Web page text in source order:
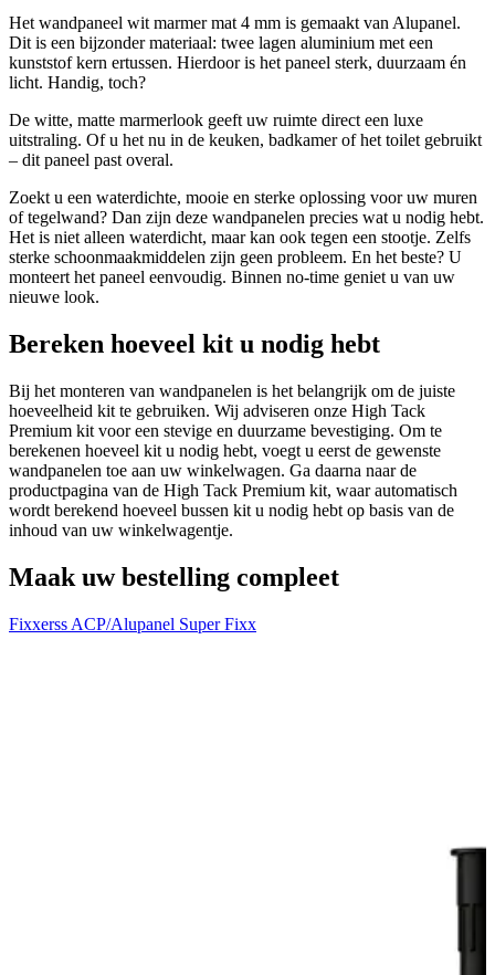
Het wandpaneel wit marmer mat 4 mm is gemaakt van Alupanel.
Dit is een bijzonder materiaal: twee lagen aluminium met een
kunststof kern ertussen. Hierdoor is het paneel sterk, duurzaam én
licht. Handig, toch?
De witte, matte marmerlook geeft uw ruimte direct een luxe
uitstraling. Of u het nu in de keuken, badkamer of het toilet gebruikt
– dit paneel past overal.
Zoekt u een waterdichte, mooie en sterke oplossing voor uw muren
of tegelwand? Dan zijn deze wandpanelen precies wat u nodig hebt.
Het is niet alleen waterdicht, maar kan ook tegen een stootje. Zelfs
sterke schoonmaakmiddelen zijn geen probleem. En het beste? U
monteert het paneel eenvoudig. Binnen no-time geniet u van uw
nieuwe look.
Bereken hoeveel kit u nodig hebt
Bij het monteren van wandpanelen is het belangrijk om de juiste
hoeveelheid kit te gebruiken. Wij adviseren onze High Tack
Premium kit voor een stevige en duurzame bevestiging. Om te
berekenen hoeveel kit u nodig hebt, voegt u eerst de gewenste
wandpanelen toe aan uw winkelwagen. Ga daarna naar de
productpagina van de High Tack Premium kit, waar automatisch
wordt berekend hoeveel bussen kit u nodig hebt op basis van de
inhoud van uw winkelwagentje.
Maak uw bestelling compleet
Fixxerss ACP/Alupanel Super Fixx